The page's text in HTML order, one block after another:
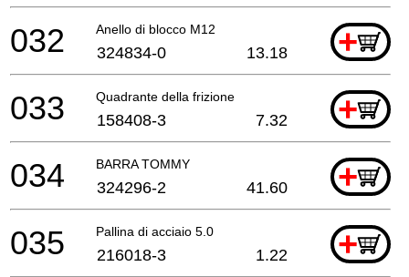
Anello di blocco M12 +
032 324834-0 13.18
Quadrante della frizione +
033 158408-3 7.32
BARRA TOMMY +
034 324296-2 41.60
Pallina di acciaio 5.0 +
035 216018-3 1.22